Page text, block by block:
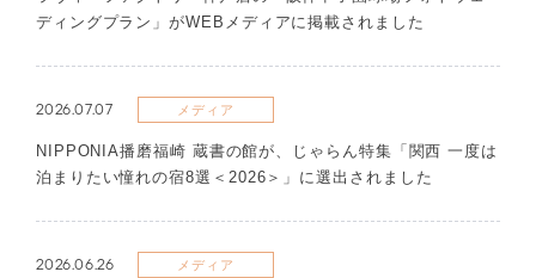
ディングプラン」がWEBメディアに掲載されました
2026.07.07 メディア
NIPPONIA播磨福崎 蔵書の館が、じゃらん特集「関西 一度は
泊まりたい憧れの宿8選＜2026＞」に選出されました
2026.06.26 メディア